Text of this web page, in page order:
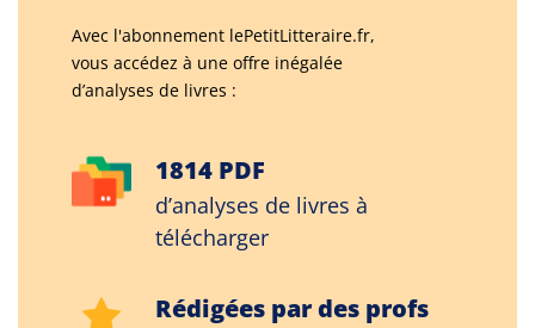
Avec l'abonnement lePetitLitteraire.fr,
vous accédez à une offre inégalée
d’analyses de livres :
1814 PDF
d’analyses de livres à
télécharger
Rédigées par des profs